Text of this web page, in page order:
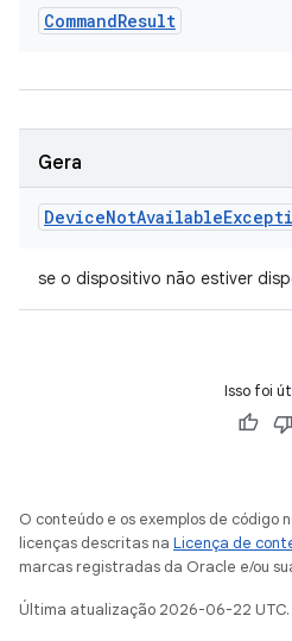
CommandResult
Gera
DeviceNotAvailable
se o dispositivo não estiver
Isso foi
O conteúdo e os exemplos de código
licenças descritas na Licença de
marcas registradas da Oracle e/ou
Última atualização 2026-06-22 UTC.